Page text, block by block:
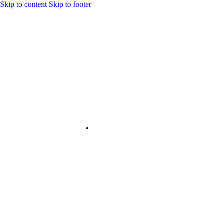
Skip to content Skip to footer